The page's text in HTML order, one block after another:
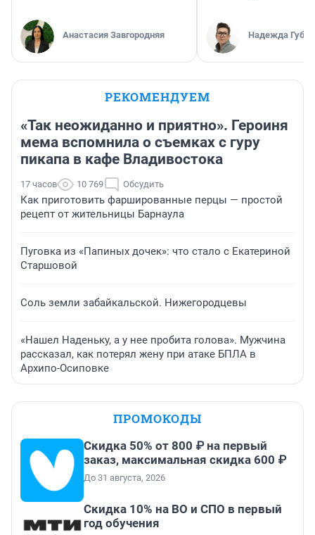
Анастасия Завгородняя Надежда
РЕКОМЕНДУЕМ
«Так неожиданно и приятно». Героиня
мема вспомнила о съемках с гуру
пикапа в кафе Владивостока
17 часов 10 769 Обсудить
Как приготовить фаршированные перцы — простой
рецепт от жительницы Барнаула
Пуговка из «Папиных дочек»: что стало с Екатериной
Старшовой
Соль земли забайкальской. Нижегородцевы
«Нашел Наденьку, а у нее пробита голова». Мужчина
рассказал, как потерял жену при атаке БПЛА в
Архипо-Осиповке
ПРОМОКОДЫ
Скидка 50% от 800 ₽ на первый
заказ, максимальная скидка 600 ₽
До 31 августа, 2026
Скидка 10% на ВО и СПО в первый
год обучения